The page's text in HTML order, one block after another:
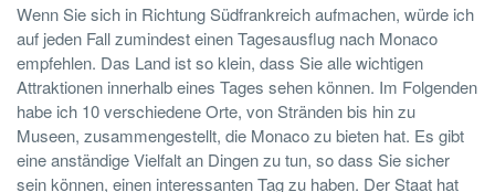
Wenn Sie sich in Richtung Südfrankreich aufmachen, würde ich
auf jeden Fall zumindest einen Tagesausflug nach Monaco
empfehlen. Das Land ist so klein, dass Sie alle wichtigen
Attraktionen innerhalb eines Tages sehen können. Im Folgenden
habe ich 10 verschiedene Orte, von Stränden bis hin zu
Museen, zusammengestellt, die Monaco zu bieten hat. Es gibt
eine anständige Vielfalt an Dingen zu tun, so dass Sie sicher
sein können, einen interessanten Tag zu haben. Der Staat hat